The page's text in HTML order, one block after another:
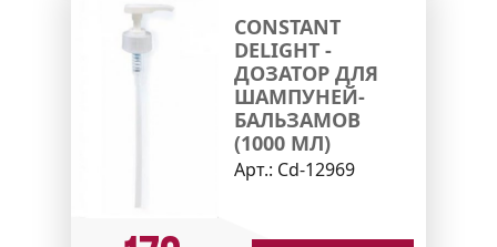
CONSTANT
DELIGHT -
ДОЗАТОР ДЛЯ
ШАМПУНЕЙ-
БАЛЬЗАМОВ
(1000 МЛ)
Арт.: Cd-12969